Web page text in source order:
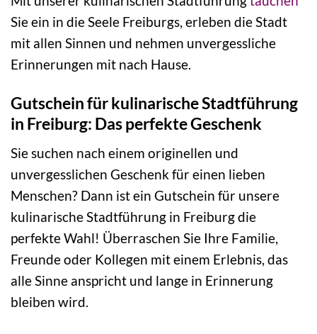
Sie ein in die Seele Freiburgs, erleben die Stadt
mit allen Sinnen und nehmen unvergessliche
Erinnerungen mit nach Hause.
Gutschein für kulinarische Stadtführung
in Freiburg: Das perfekte Geschenk
Sie suchen nach einem originellen und
unvergesslichen Geschenk für einen lieben
Menschen? Dann ist ein Gutschein für unsere
kulinarische Stadtführung in Freiburg die
perfekte Wahl! Überraschen Sie Ihre Familie,
Freunde oder Kollegen mit einem Erlebnis, das
alle Sinne anspricht und lange in Erinnerung
bleiben wird.